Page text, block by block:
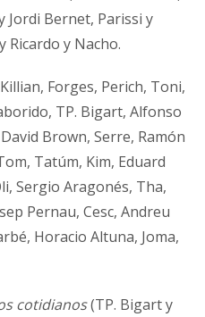
Jordi Bernet, Parissi y
Ricardo y Nacho.
Killian, Forges, Perich, Toni,
TP. Bigart, Alfonso
Brown, Serre, Ramón
Tatúm, Kim, Eduard
Sergio Aragonés, Tha,
Pernau, Cesc, Andreu
Horacio Altuna, Joma,
cotidianos(TP. Bigart y